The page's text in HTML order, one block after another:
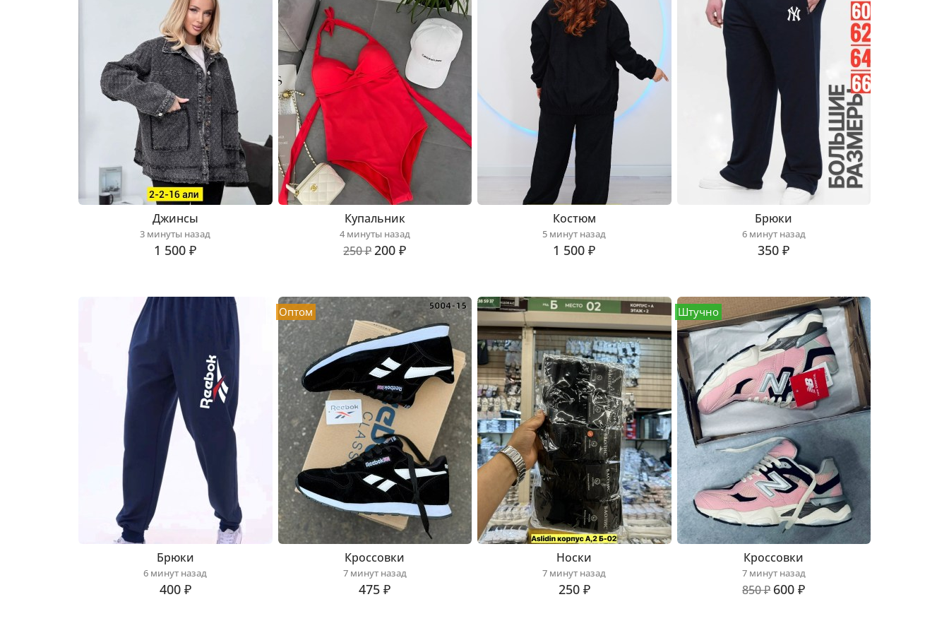
Джинсы
3 минуты назад
1 500 ₽
Купальник
4 минуты назад
250 ₽200 ₽
Костюм
5 минут назад
1 500 ₽
Брюки
6 минут назад
350 ₽
Брюки
6 минут назад
400 ₽
Кроссовки
7 минут назад
475 ₽
Оптом
Носки
7 минут назад
250 ₽
Кроссовки
7 минут назад
850 ₽ 600 ₽
Штучно